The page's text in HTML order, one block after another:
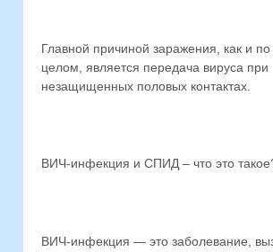
Главной причиной заражения, как и
целом, является передача вируса при
незащищенных половых контактах.
ВИЧ-инфекция и СПИД – что это
ВИЧ-инфекция — это заболевание,